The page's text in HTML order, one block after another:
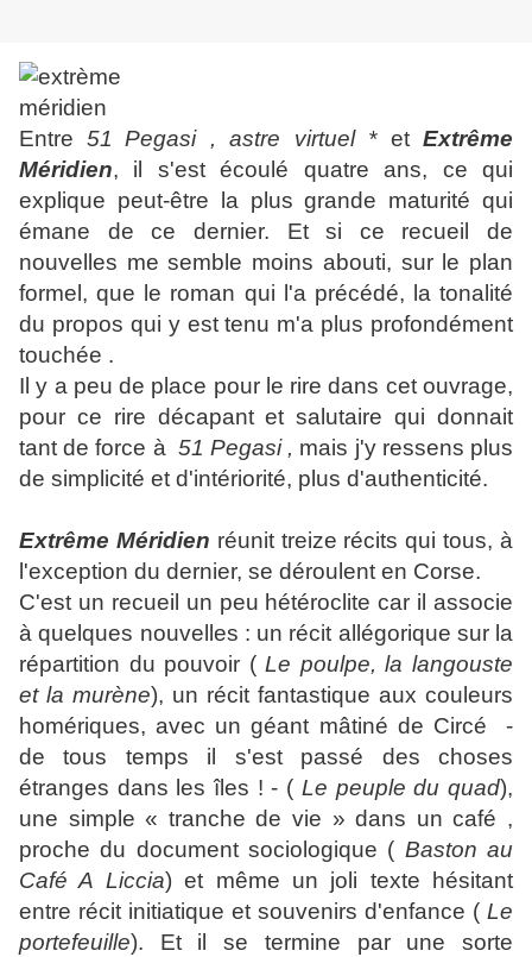
Entre 51 Pegasi , astre virtuel *et Extrême
Méridien, il s'est écoulé quatre ans, ce qui
explique peut-être la plus grande maturité qui
émane de ce dernier. Et si ce recueil de
nouvelles me semble moins abouti, sur le plan
formel, que le roman qui l'a précédé, la tonalité
du propos qui y est tenu m'a plus profondément
touchée .
Il y a peu de place pour le rire dans cet ouvrage,
pour ce rire décapant et salutaire qui donnait
tant de force à 51 Pegasi , mais j'y ressens plus
de simplicité et d'intériorité, plus d'authenticité.
Extrême Méridien réunit treize récits qui tous, à
l'exception du dernier, se déroulent en Corse.
C'est un recueil un peu hétéroclite car il associe
à quelques nouvelles : un récit allégorique sur la
répartition du pouvoir (Le poulpe, la langouste
et la murène), un récit fantastique aux couleurs
homériques, avec un géant mâtiné de Circé -
de tous temps il s'est passé des choses
étranges dans les îles ! - ( Le peuple du quad),
une simple « tranche de vie » dans un café ,
proche du document sociologique ( Baston au
Café A Liccia) et même un joli texte hésitant
entre récit initiatique et souvenirs d'enfance ( Le
portefeuille). Et il se termine par une sorte